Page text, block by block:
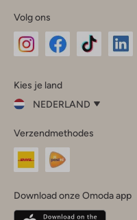
Volg ons
InstagramFacebook
Kies je land
NEDERLAND
je
land
Nederland
Belgique(Français)
Verzendmethodes
Download onze Omoda app